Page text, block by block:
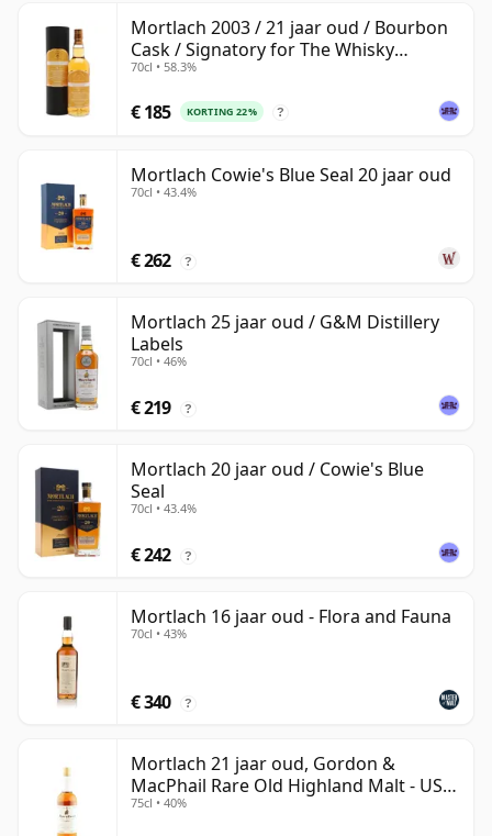
Mortlach 2003 / 21 jaar oud / Bourbon
Cask / Signatory for The Whisky
Exchange
70cl • 58.3%
€ 185 KORTING 22% ?
Mortlach Cowie's Blue Seal 20 jaar oud
70cl • 43.4%
€ 262 ?
Mortlach 25 jaar oud / G&M Distillery
Labels
70cl • 46%
€ 219 ?
Mortlach 20 jaar oud / Cowie's Blue
Seal
70cl • 43.4%
€ 242 ?
Mortlach 16 jaar oud - Flora and Fauna
70cl • 43%
€ 340 ?
Mortlach 21 jaar oud, Gordon &
MacPhail Rare Old Highland Malt - US
Import
75cl • 40%